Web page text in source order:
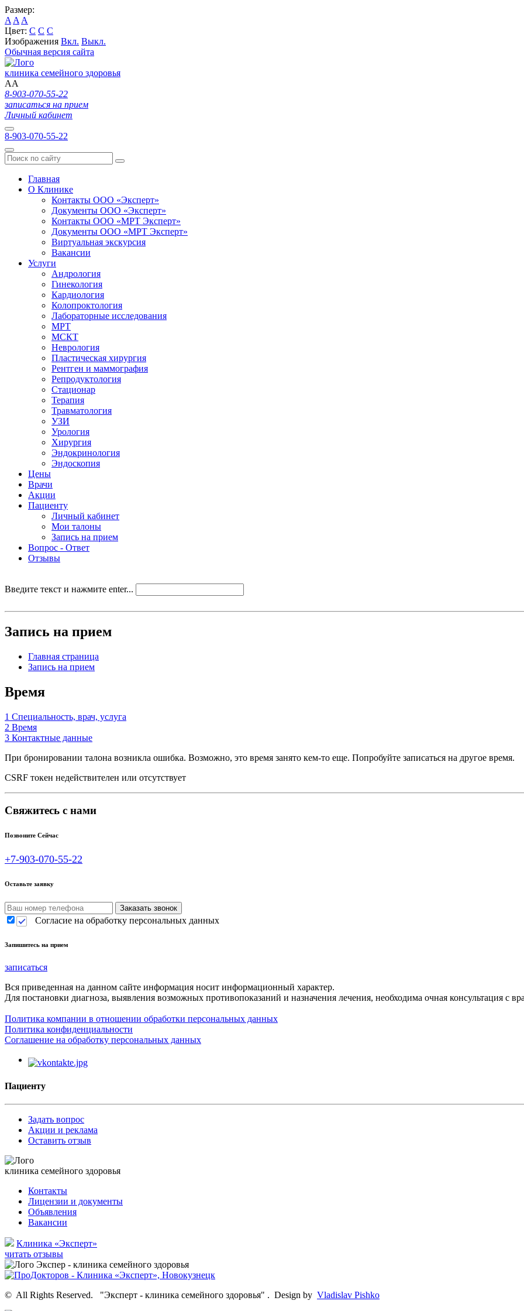
Размер:
A A A
Цвет: C C C
Изображения Вкл. Выкл.
Обычная версия сайта
клиника семейного здоровья
AA
8-903-070-55-22
записаться на прием
Личный кабинет
8-903-070-55-22
Главная
О Клинике
Контакты ООО «Эксперт»
Документы ООО «Эксперт»
Контакты ООО «МРТ Эксперт»
Документы ООО «МРТ Эксперт»
Виртуальная экскурсия
Вакансии
Услуги
Андрология
Гинекология
Кардиология
Колопроктология
Лабораторные исследования
МРТ
МСКТ
Неврология
Пластическая хирургия
Рентген и маммография
Репродуктология
Стационар
Терапия
Травматология
УЗИ
Урология
Хирургия
Эндокринология
Эндоскопия
Цены
Врачи
Акции
Пациенту
Личный кабинет
Мои талоны
Запись на прием
Вопрос - Ответ
Отзывы
Введите текст и нажмите enter...
Запись на прием
Главная страница
Запись на прием
Время
1 Специальность, врач, услуга
2 Время
3 Контактные данные
При бронировании талона возникла ошибка. Возможно, это время занято кем-то еще. Попробуйте записаться на другое время.
CSRF токен недействителен или отсутствует
Свяжитесь с нами
Позвоните Сейчас
+7-903-070-55-22
Оставьте заявку
Согласие на обработку персональных данных
Запишитесь на прием
записаться
Вся приведенная на данном сайте информация носит информационный характер.
Для постановки диагноза, выявления возможных противопоказаний и назначения лечения, необходима очная консультация с
Политика компании в отношении обработки персональных данных
Политика конфиденциальности
Соглашение на обработку персональных данных
Пациенту
Задать вопрос
Акции и реклама
Оставить отзыв
клиника семейного здоровья
Контакты
Лицензии и документы
Объявления
Вакансии
Клиника «Эксперт»
читать отзывы
© All Rights Reserved. "Эксперт - клиника семейного здоровья" . Design by Vladislav Pishko